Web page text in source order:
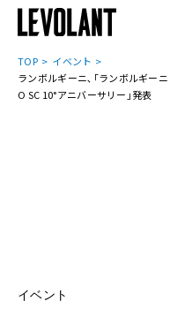
TOP
イベント
ランボルギーニ､｢ランボルギー
O SC 10°アニバーサリー｣発表
イベント